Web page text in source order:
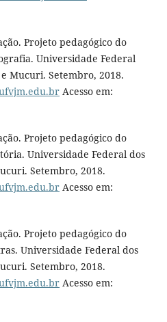
Projeto pedagógico do
Universidade Federal
Mucuri. Setembro, 2018.
Acesso em:
Projeto pedagógico do
Universidade Federal dos
Setembro, 2018.
Acesso em:
Projeto pedagógico do
Universidade Federal dos
Setembro, 2018.
Acesso em: